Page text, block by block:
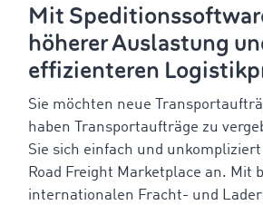
Mit
höherer Auslastung
effizienteren
Sie möchten neue
haben Transportaufträge zu
Sie sich einfach und unkompliziert
Road Freight Marketplace an. Mit
internationalen Fracht- und